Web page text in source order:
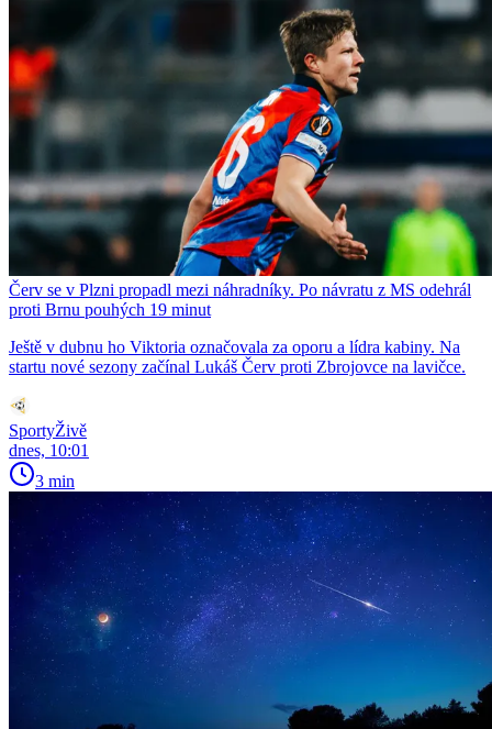
Červ se v Plzni propadl mezi náhradníky. Po návratu z MS odehrál
proti Brnu pouhých 19 minut
Ještě v dubnu ho Viktoria označovala za oporu a lídra kabiny. Na
startu nové sezony začínal Lukáš Červ proti Zbrojovce na lavičce.
SportyŽivě
dnes, 10:01
3 min